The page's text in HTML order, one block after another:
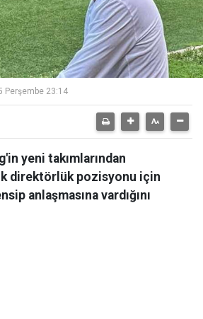
Perşembe 23:14
yeni takımlarından
direktörlük pozisyonu için
anlaşmasına vardığını